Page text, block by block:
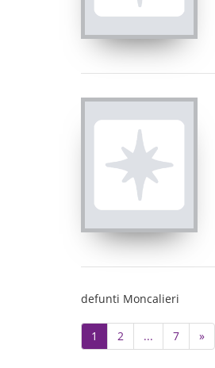
defunti Moncalieri
1 2 ... 7 »